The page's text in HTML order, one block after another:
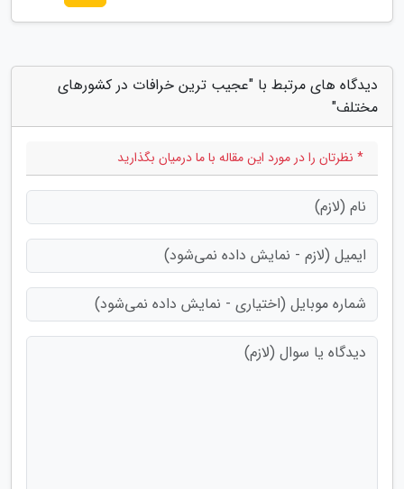
دیدگاه های مرتبط با "عجیب ترین خرافات در کشورهای
مختلف"
* نظرتان را در مورد این مقاله با ما درمیان بگذارید